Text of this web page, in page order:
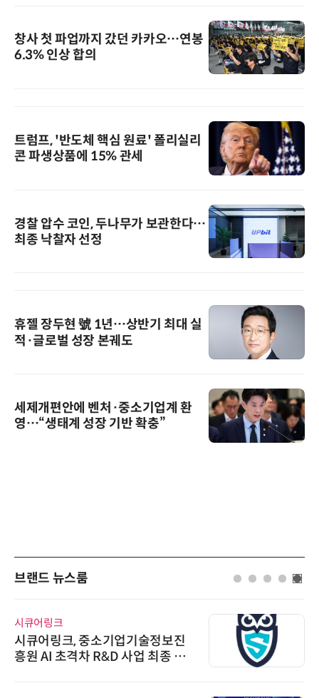
창사 첫 파업까지 갔던 카카오…연봉
6.3% 인상 합의
트럼프, '반도체 핵심 원료' 폴리실리
콘 파생상품에 15% 관세
경찰 압수 코인, 두나무가 보관한다…
최종 낙찰자 선정
휴젤 장두현 號 1년…상반기 최대 실
적·글로벌 성장 본궤도
세제개편안에 벤처·중소기업계 환
영…“생태계 성장 기반 확충”
브랜드 뉴스룸
시큐어링크
시큐어링크, 중소기업기술정보진
흥원 AI 초격차 R&D 사업 최종 선